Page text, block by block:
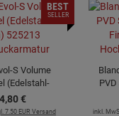
S Volume
(Edelstahl-
525213
80€
7.50 EUR Versand
BEST
SELLER
inkl.